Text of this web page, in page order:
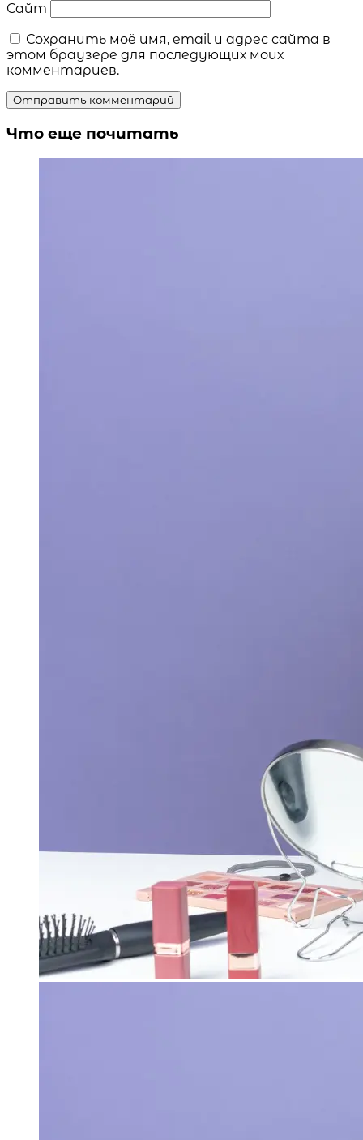
Сайт
Сохранить моё имя, email и адрес сайта в
этом браузере для последующих моих
комментариев.
Что еще почитать